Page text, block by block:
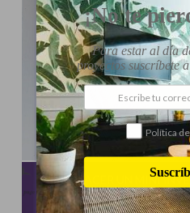
Influencer:
CÓMO HACER UN MINI
GERMINAR SEMILLAS
¡No te
Para estar al día
proyectos suscríbete
Política